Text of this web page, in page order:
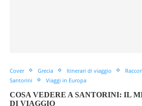
Cover Grecia Itinerari di viaggio
Santorini
Viaggi in Europa
COSA VEDERE A SANTORINI: IL
DI VIAGGIO